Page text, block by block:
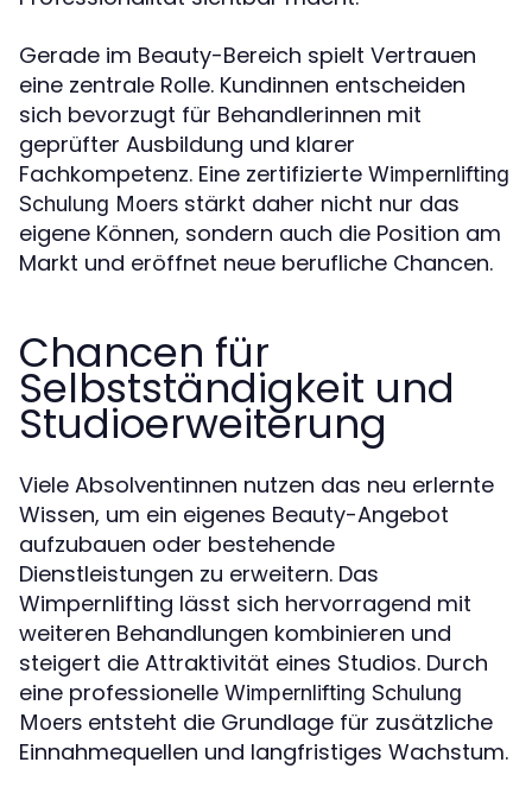
Gerade im Beauty-Bereich spielt Vertrauen
eine zentrale Rolle. Kundinnen entscheiden
sich bevorzugt für Behandlerinnen mit
geprüfter Ausbildung und klarer
Fachkompetenz. Eine zertifizierte Wimpernlifting
Schulung Moers stärkt daher nicht nur das
eigene Können, sondern auch die Position am
Markt und eröffnet neue berufliche Chancen.
Chancen für
Selbstständigkeit und
Studioerweiterung
Viele Absolventinnen nutzen das neu erlernte
Wissen, um ein eigenes Beauty-Angebot
aufzubauen oder bestehende
Dienstleistungen zu erweitern. Das
Wimpernlifting lässt sich hervorragend mit
weiteren Behandlungen kombinieren und
steigert die Attraktivität eines Studios. Durch
eine professionelle Wimpernlifting Schulung
Moers entsteht die Grundlage für zusätzliche
Einnahmequellen und langfristiges Wachstum.